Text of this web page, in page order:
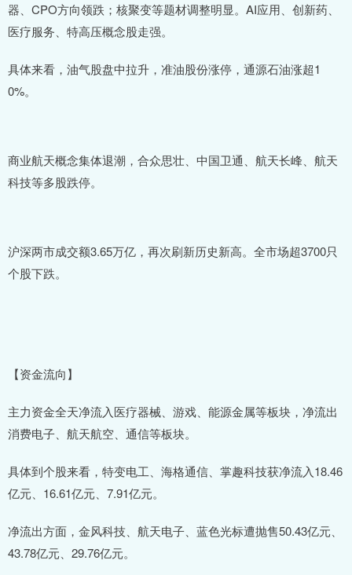
器、CPO方向领跌；核聚变等题材调整明显。AI应用、创新药、
医疗服务、特高压概念股走强。
具体来看，油气股盘中拉升，准油股份涨停，通源石油涨超1
0%。
商业航天概念集体退潮，合众思壮、中国卫通、航天长峰、航天
科技等多股跌停。
沪深两市成交额3.65万亿，再次刷新历史新高。全市场超3700只
个股下跌。
【资金流向】
主力资金全天净流入医疗器械、游戏、能源金属等板块，净流出
消费电子、航天航空、通信等板块。
具体到个股来看，特变电工、海格通信、掌趣科技获净流入18.46
亿元、16.61亿元、7.91亿元。
净流出方面，金风科技、航天电子、蓝色光标遭抛售50.43亿元、
43.78亿元、29.76亿元。